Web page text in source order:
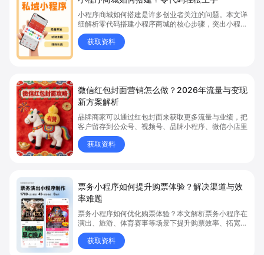
小程序商城如何搭建是许多创业者关注的问题。本文详
细解析零代码搭建小程序商城的核心步骤，突出小程序
商城、商城搭建与零代码开店优势，帮助你轻松实现商
品上架、全渠道销售及高效会员运营，快速开启线上卖
货新模式。点击获取详细操作指南！
获取资料
微信红包封面营销怎么做？2026年流量与变现
新方案解析
品牌商家可以通过红包封面来获取更多流量与业绩，把
客户留存到公众号、视频号、品牌小程序、微信小店里
获取资料
票务小程序如何提升购票体验？解决渠道与效
率难题
票务小程序如何优化购票体验？本文解析票务小程序在
演出、旅游、体育赛事等场景下提升购票效率、拓宽销
售渠道、实现会员精准营销的具体方式。关键词包括
“票务小程序”、“购票体验”、“购票效率”。
获取资料